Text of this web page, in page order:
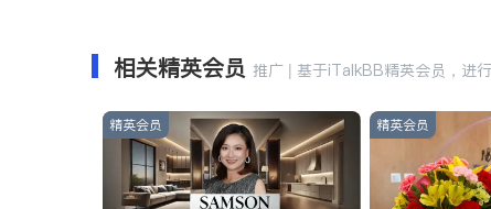
相关精英会员 推广 | 基于iTalkBB精英会员，进
精英会员 精英会员